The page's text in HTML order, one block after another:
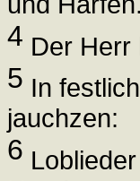
4 Der Herr
5 In
jauchzen:
6